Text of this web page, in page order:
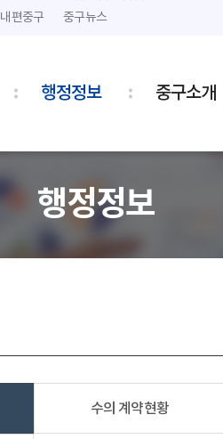
내편중구 중구뉴스
행정정보 중구소개
행정정보
수의 계약현황